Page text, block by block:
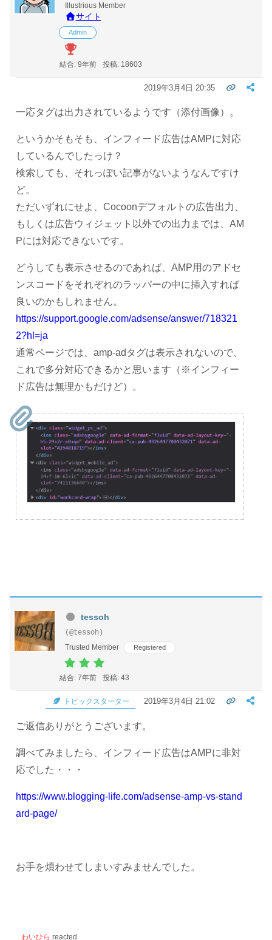
Illustrious Member
サイト
Admin
結合: 9年前 投稿: 18603
2019年3月4日 20:35
一応タグは出力されているようです（添付画像）。
というかそもそも、インフィード広告はAMPに対応
しているんでしたっけ？
検索しても、それっぽい記事がないようなんですけ
ど。
ただいずれにせよ、Cocoonデフォルトの広告出力、
もしくは広告ウィジェット以外での出力までは、AM
Pには対応できないです。
どうしても表示させるのであれば、AMP用のアドセ
ンスコードをそれぞれのラッパーの中に挿入すれば
良いのかもしれません。
https://support.google.com/adsense/answer/718321
2?hl=ja
通常ページでは、amp-adタグは表示されないので、
これで多分対応できるかと思います（※インフィー
ド広告は無理かもだけど）。
tessoh
(@tessoh)
Trusted Member
Registered
結合: 7年前 投稿: 43
トピックスターター 2019年3月4日 21:02
ご返信ありがとうございます。
調べてみましたら、インフィード広告はAMPに非対
応でした・・・
https://www.blogging-life.com/adsense-amp-vs-stand
ard-page/
お手を煩わせてしまいすみませんでした。
わいひら reacted